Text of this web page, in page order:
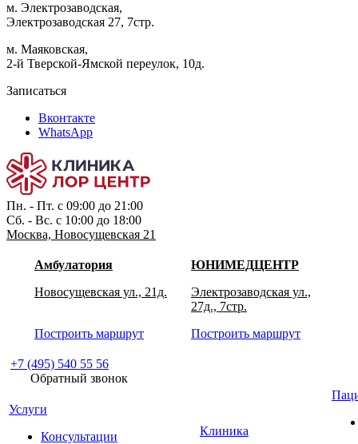
м. Электрозаводская,
Электрозаводская 27, 7стр.
м. Маяковская,
2-й Тверской-Ямской переулок, 10д.
Записаться
Вконтакте
WhatsApp
Пн. - Пт. с 09:00 до 21:00
Сб. - Вс. с 10:00 до 18:00
Москва, Новосущевская 21
Амбулатория
Новосущевская ул., 21д.
Построить маршрут
ЮНИМЕДЦЕНТР
Электрозаводская ул.,
27д., 7стр.
Построить маршрут
+7 (495) 540 55 56
Обратный звонок
Услуги
Консультации
Клиника